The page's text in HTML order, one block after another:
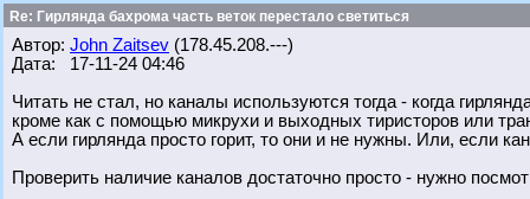
Re: Гирлянда бахрома часть веток перестало светиться
Автор: John Zaitsev (178.45.208.---)
Дата: 17-11-24 04:46
Читать не стал, но каналы используются тогда - когда
кроме как с помощью микрухи и выходных тиристоров или
А если гирлянда просто горит, то они и не нужны. Или, если
Проверить наличие каналов достаточно просто - нужно